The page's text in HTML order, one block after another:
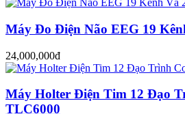
Máy Đo Điện Não EEG 19
24,000,000đ
Máy Holter Điện Tim 12 Đạo
TLC6000